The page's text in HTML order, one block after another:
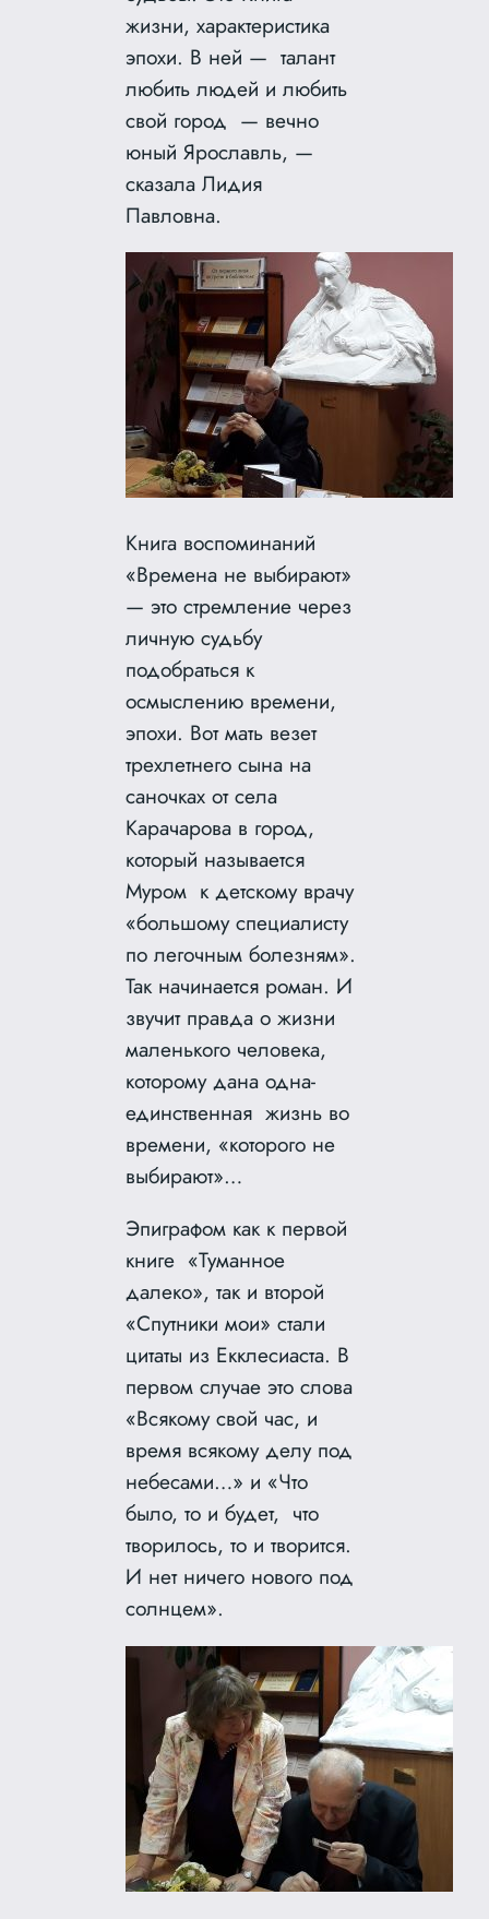
жизни, характеристика
эпохи. В ней — талант
любить людей и любить
свой город — вечно
юный Ярославль, —
сказала Лидия
Павловна.
Книга воспоминаний
«Времена не выбирают»
— это стремление через
личную судьбу
подобраться к
осмыслению времени,
эпохи. Вот мать везет
трехлетнего сына на
саночках от села
Карачарова в город,
который называется
Муром к детскому врачу
«большому специалисту
по легочным болезням».
Так начинается роман. И
звучит правда о жизни
маленького человека,
которому дана одна-
единственная жизнь во
времени, «которого не
выбирают»…
Эпиграфом как к первой
книге «Туманное
далеко», так и второй
«Спутники мои» стали
цитаты из Екклесиаста. В
первом случае это слова
«Всякому свой час, и
время всякому делу под
небесами…» и «Что
было, то и будет, что
творилось, то и творится.
И нет ничего нового под
солнцем».